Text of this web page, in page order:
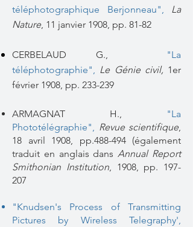
téléphotographique Berjonneau",
La
Nature, 11 janvier 1908, pp. 81-82
CERBELAUD G.,
"La
téléphotographie", Le Génie civil, 1er
février 1908, pp. 233-239
ARMAGNAT H.,
"La
Phototélégraphie", Revue scientifique,
18 avril 1908, pp.488-494 (également
traduit en anglais dansAnnual Report
Smithonian Institution, 1908, pp. 197-
207
"Knudsen's Process of Transmitting
Pictures by Wireless Telegraphy',